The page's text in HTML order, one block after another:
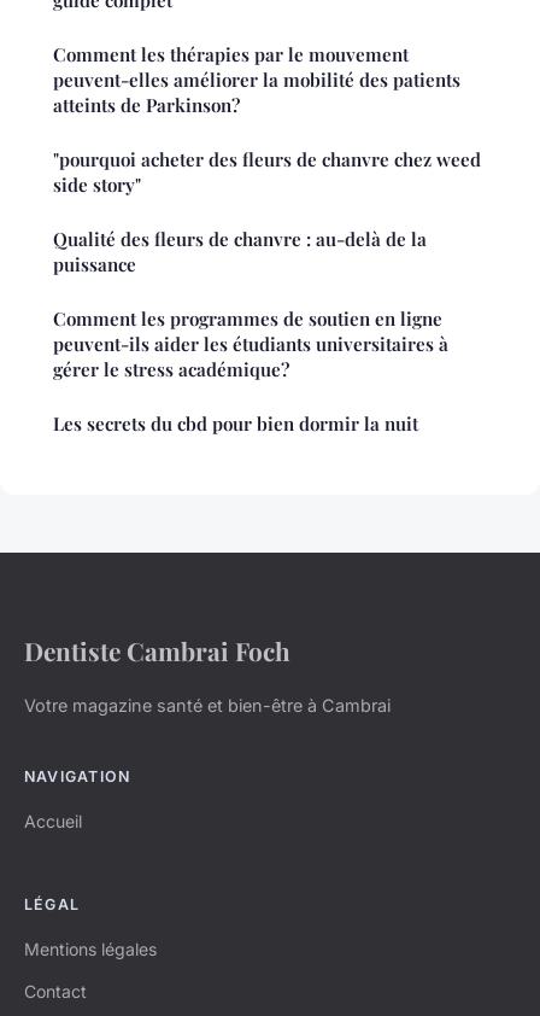
Comment les thérapies par le mouvement
peuvent-elles améliorer la mobilité des patients
atteints de Parkinson?
"pourquoi acheter des fleurs de chanvre chez weed
side story"
Qualité des fleurs de chanvre : au-delà de la
puissance
Comment les programmes de soutien en ligne
peuvent-ils aider les étudiants universitaires à
gérer le stress académique?
Les secrets du cbd pour bien dormir la nuit
Dentiste Cambrai Foch
Votre magazine santé et bien-être à Cambrai
NAVIGATION
Accueil
LÉGAL
Mentions légales
Contact